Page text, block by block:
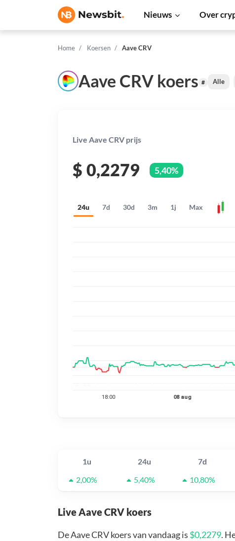
Nieuws Over
Home Koersen Aave CRV
Aave CRV koers # Alle
Live Aave CRV prijs
$ 0,2279 5,40%
24u 7d 30d 3m 1j Max
1u 24u 7d
2,00%
5,40% 10,80%
Live Aave CRV koers
De Aave CRV koers van vandaag is $0,2279.